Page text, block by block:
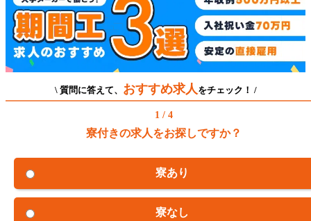
\ 質問に答えて、 おすすめ求人 をチェック！ /
1 / 4
寮付きの求人をお探しですか？
寮あり
寮なし